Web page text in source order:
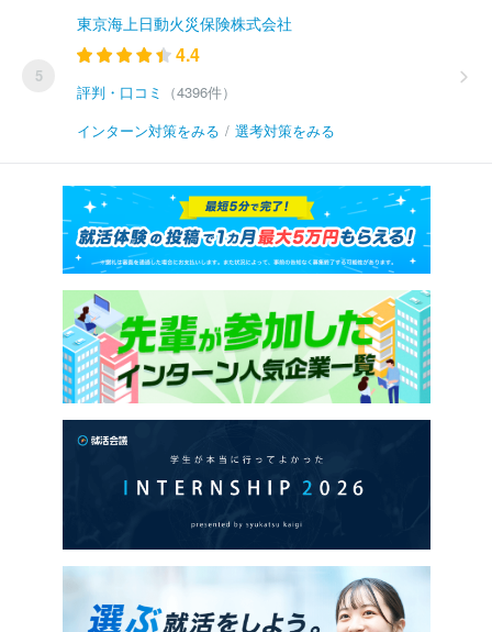
5
東京海上日動火災保険株式会社
4.4
評判・口コミ
（4396件）
インターン対策をみる / 選考対策をみる